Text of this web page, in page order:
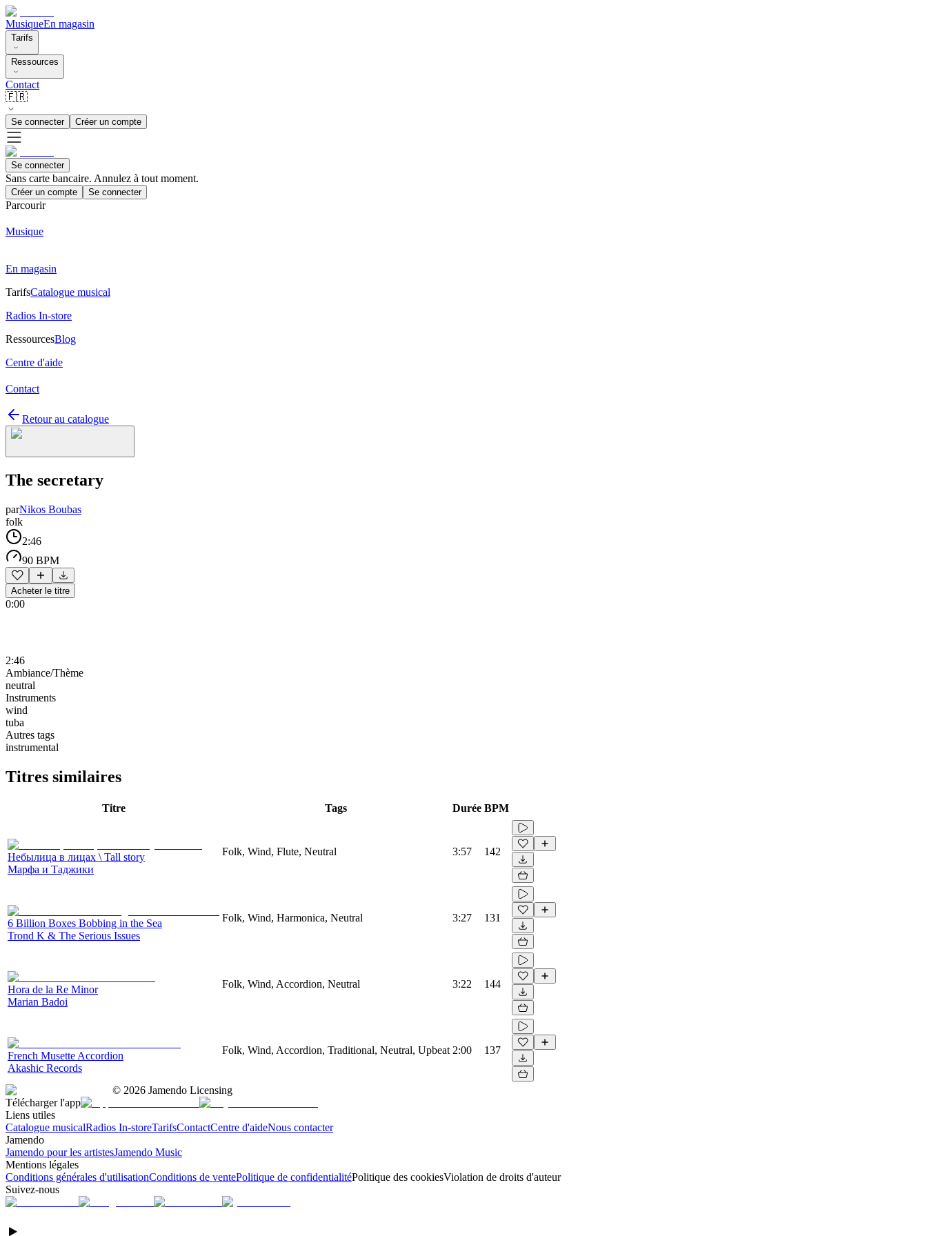
MusiqueEn magasin
Tarifs
Ressources
Contact
🇫🇷
Se connecter Créer un compte
Se connecter
Sans carte bancaire. Annulez à tout moment.
Créer un compte Se connecter
Parcourir
Musique
En magasin
TarifsCatalogue musical
Radios In-store
RessourcesBlog
Centre d'aide
Contact
Retour au catalogue
The secretary
parNikos Boubas
folk
2:46
90 BPM
Acheter le titre
0:00
2:46
Ambiance/Thème
neutral
Instruments
wind
tuba
Autres tags
instrumental
Titres similaires
Titre Tags Durée BPM
Небылица в лицах \ Tall story
Марфа и Таджики
Folk, Wind, Flute, Neutral 3:57 142
6 Billion Boxes Bobbing in the Sea
Trond K & The Serious Issues
Folk, Wind, Harmonica, Neutral 3:27 131
Hora de la Re Minor
Marian Badoi
Folk, Wind, Accordion, Neutral 3:22 144
French Musette Accordion
Akashic Records
Folk, Wind, Accordion, Traditional, Neutral, Upbeat 2:00 137
© 2026 Jamendo Licensing
Télécharger l'app
Liens utiles
Catalogue musicalRadios In-storeTarifsContactCentre d'aideNous contacter
Jamendo
Jamendo pour les artistesJamendo Music
Mentions légales
Conditions générales d'utilisationConditions de ventePolitique de confidentialitéPolitique des cookiesViolation de droits d'auteur
Suivez-nous